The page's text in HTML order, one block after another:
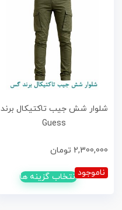
شلوار شش جیب تاکتیکال برند
Guess
2,300,000 تومان
ناموجودانتخاب گزینه ها